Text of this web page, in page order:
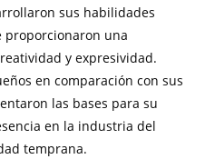
sus habilidades
proporcionaron una
y expresividad.
en comparación con sus
las bases para su
en la industria del
temprana.